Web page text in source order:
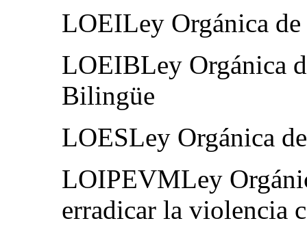
LOEILey Orgánica
LOEIBLey Orgánica
Bilingüe
LOESLey Orgánica
LOIPEVMLey
erradicar la violencia